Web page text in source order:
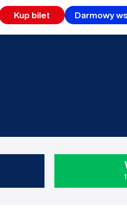
Kup bilet Darmowy